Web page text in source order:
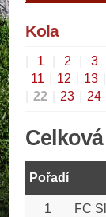
Kola
1 2 3
11
12 13
22 23 24
Pořadí
1 FC